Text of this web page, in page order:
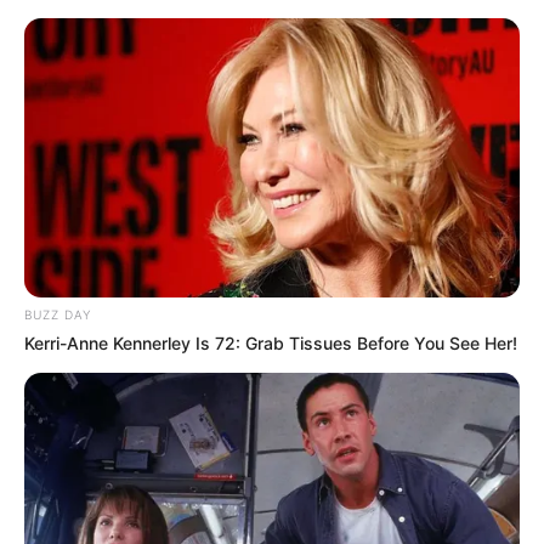
Tostedt, Wistedt und Heidenau
Ausflugsziele Veranstaltungen
Morgen ist Hohes Friedensfest (in Augsburg ein
Feiertag): Sonnabend, den 08.08.2026
BUZZ DAY
Kerri-Anne Kennerley Is 72: Grab Tissues Before You See Her!